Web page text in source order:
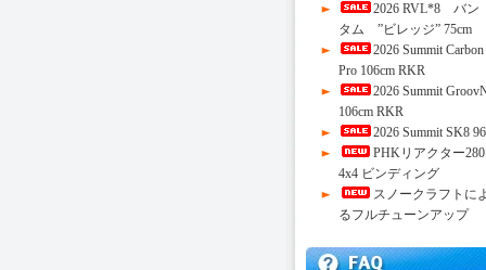
2026 RVL*8 バン
タム ”ビレッジ” 75cm
2026 Summit Carbon
Pro 106cm RKR
2026 Summit
106cm RKR
2026 Summit SK8 96
PHKリアクター280
4x4 ビンディング
スノークラフトに
るフルチューンアップ